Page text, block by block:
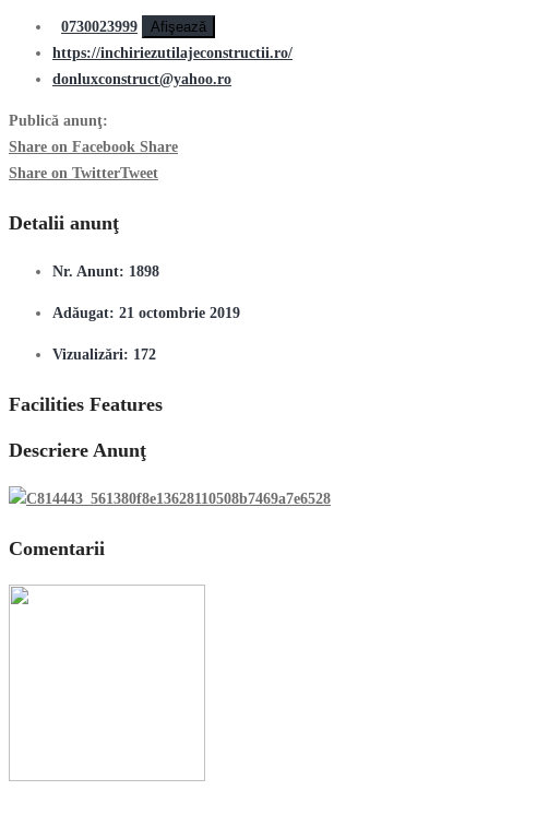
0730023999
Afişează
https://inchiriezutilajeconstructii.ro/
donluxconstruct@yahoo.ro
Publică anunţ:
Share on Facebook Share
Share on TwitterTweet
Detalii anunţ
Nr. Anunt: 1898
Adăugat: 21 octombrie 2019
Vizualizări: 172
Facilities Features
Descriere Anunţ
Comentarii